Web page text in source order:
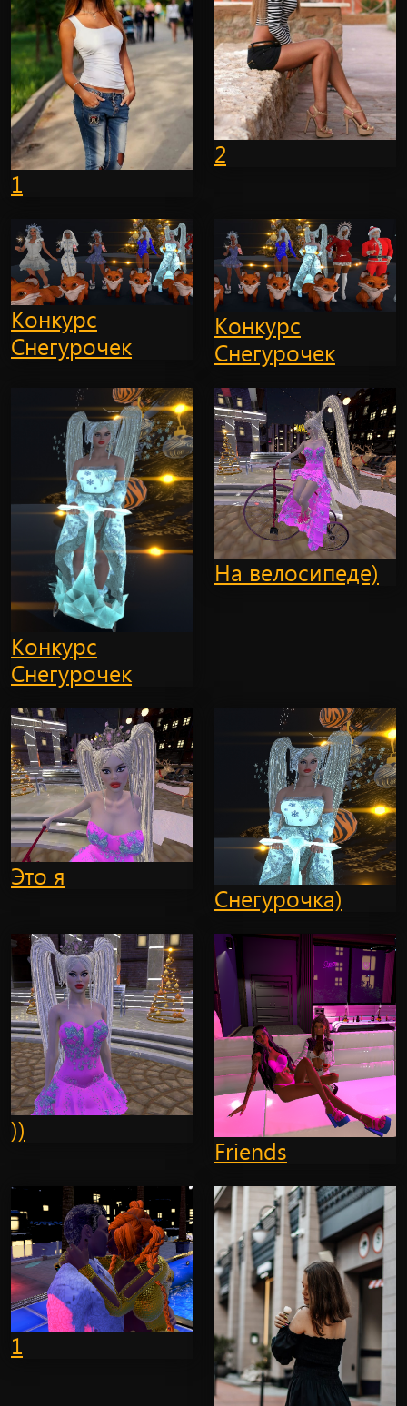
1
2
Конкурс
Снегурочек
Конкурс
Снегурочек
Конкурс
Снегурочек
На велосипеде)
Это я
Снегурочка)
))
Friends
1